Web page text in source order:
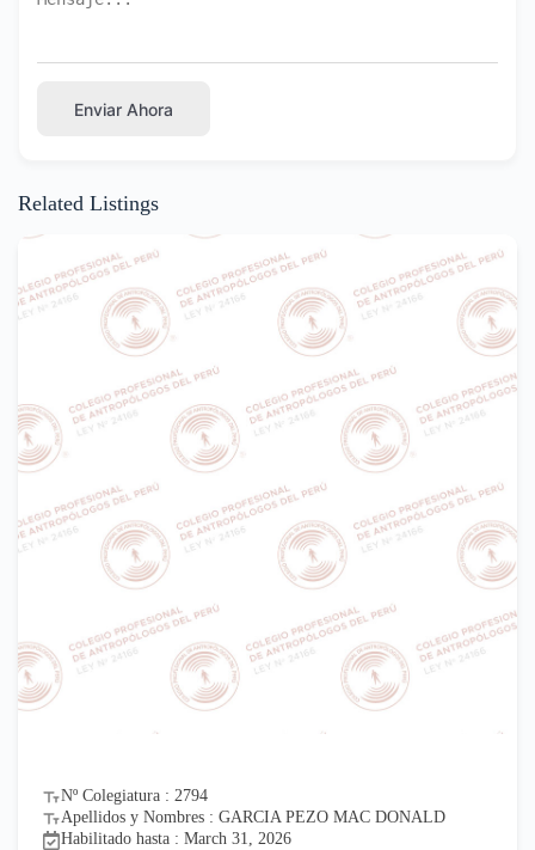
Enviar Ahora
Related Listings
Nº Colegiatura : 2794
Apellidos y Nombres : GARCIA PEZO MAC DONALD
Habilitado hasta : March 31, 2026